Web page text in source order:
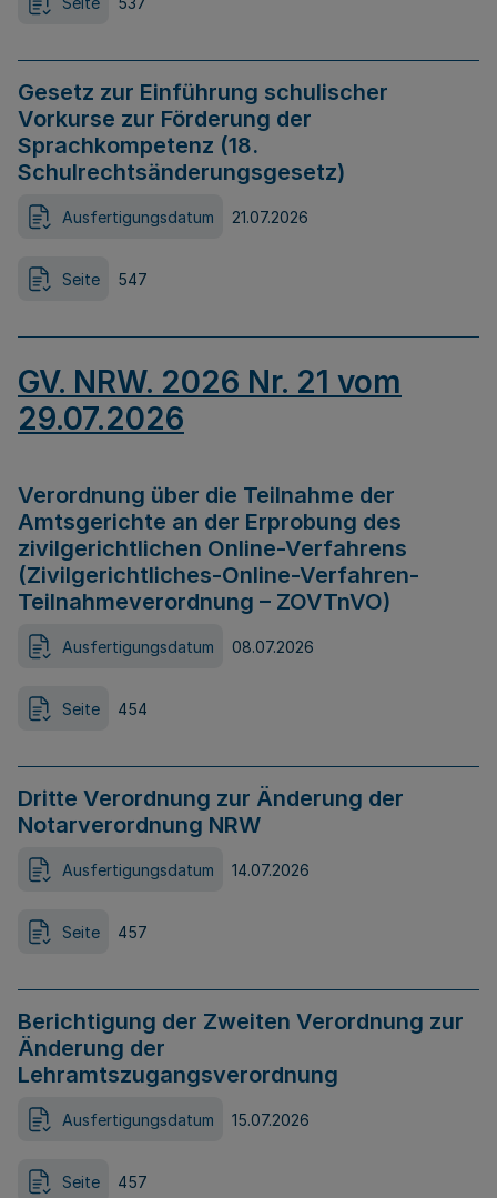
Gesetz zur Einführung schulischer
Vorkurse zur Förderung der
Sprachkompetenz (18.
Schulrechtsänderungsgesetz)
Ausfertigungsdatum 21.07.2026
Seite 547
GV. NRW. 2026 Nr. 21 vom
29.07.2026
Verordnung über die Teilnahme der
Amtsgerichte an der Erprobung des
zivilgerichtlichen Online-Verfahrens
(Zivilgerichtliches-Online-Verfahren-
Teilnahmeverordnung – ZOVTnVO)
Ausfertigungsdatum 08.07.2026
Seite 454
Dritte Verordnung zur Änderung der
Notarverordnung NRW
Ausfertigungsdatum 14.07.2026
Seite 457
Berichtigung der Zweiten Verordnung zur
Änderung der
Lehramtszugangsverordnung
Ausfertigungsdatum 15.07.2026
Seite 457